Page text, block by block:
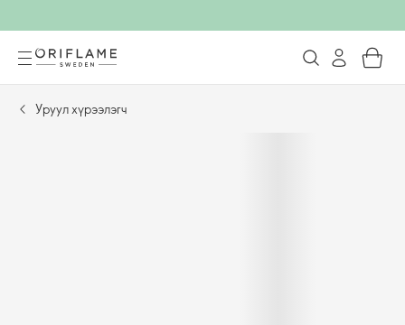
Уруул хүрээлэгч